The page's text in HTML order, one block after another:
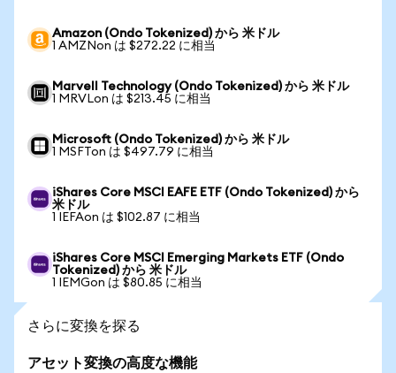
Amazon (Ondo Tokenized) から 米ドル
1 AMZNon は $272.22 に相当
Marvell Technology (Ondo Tokenized) から 米ドル
1 MRVLon は $213.45 に相当
Microsoft (Ondo Tokenized) から 米ドル
1 MSFTon は $497.79 に相当
iShares Core MSCI EAFE ETF (Ondo Tokenized) から
米ドル
1 IEFAon は $102.87 に相当
iShares Core MSCI Emerging Markets ETF (Ondo
Tokenized) から 米ドル
1 IEMGon は $80.85 に相当
さらに変換を探る
アセット変換の高度な機能